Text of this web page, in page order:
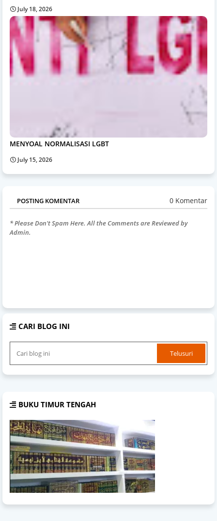
July 18, 2026
MENYOAL NORMALISASI LGBT
July 15, 2026
POSTING KOMENTAR 0 Komentar
* Please Don't Spam Here. All the Comments are Reviewed by
Admin.
CARI BLOG INI
BUKU TIMUR TENGAH